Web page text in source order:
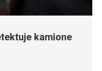
kamione